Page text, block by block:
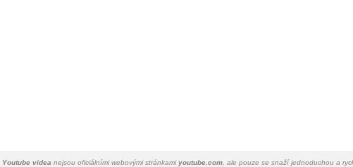
Youtube videa nejsou oficiálními webovými stránkamiyoutube.com , ale pouze se snaží jednoduchou a